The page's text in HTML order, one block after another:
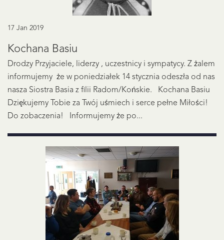
17 Jan 2019
Kochana Basiu
Drodzy Przyjaciele, liderzy , uczestnicy i sympatycy. Z żalem
informujemy że w poniedziałek 14 stycznia odeszła od nas
nasza Siostra Basia z filii Radom/Końskie. Kochana Basiu
Dziękujemy Tobie za Twój uśmiech i serce pełne Miłości!
Do zobaczenia! Informujemy że po...